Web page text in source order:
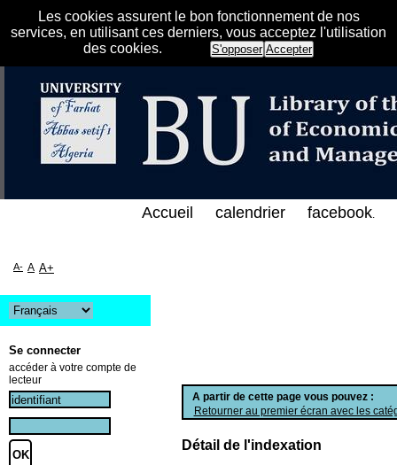
Les cookies assurent le bon fonctionnement de nos
services, en utilisant ces derniers, vous acceptez l'utilisation
des cookies.
S'opposer Accepter
الإلكتروني على الخط المباشر لمكتبة كلية
A partir de cette page vous pouvez :
Retourner au premier écran avec les
Détail de l'indexation
Accueil calendrier facebook.
A- A A+
Se connecter
accéder à votre compte de
lecteur